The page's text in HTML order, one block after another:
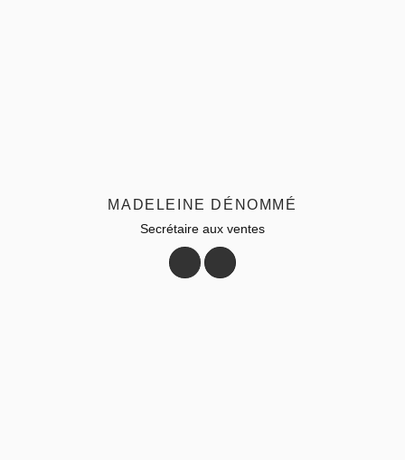
MADELEINE DÉNOMMÉ
Secrétaire aux ventes